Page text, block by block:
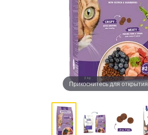
Прикоснитесь для открытия